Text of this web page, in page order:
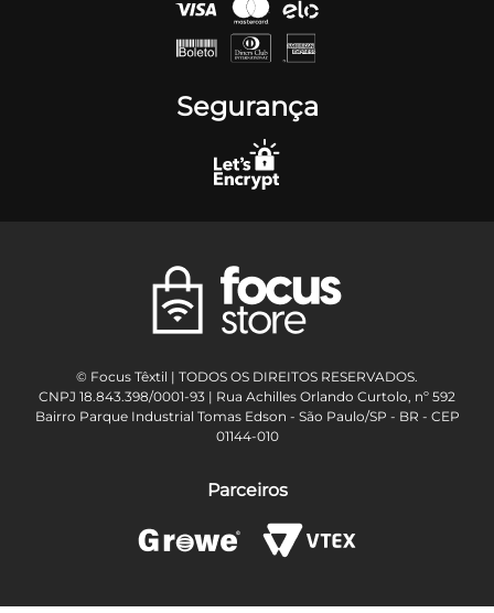
Segurança
© Focus Têxtil | TODOS OS DIREITOS RESERVADOS.
CNPJ 18.843.398/0001-93 | Rua Achilles Orlando Curtolo, nº 592
Bairro Parque Industrial Tomas Edson - São Paulo/SP - BR - CEP
01144-010
Parceiros